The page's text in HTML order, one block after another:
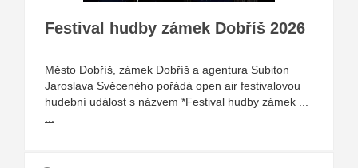
Festival hudby zámek Dobříš 2026
Město Dobříš, zámek Dobříš a agentura Subiton
Jaroslava Svěceného pořádá open air festivalovou
hudební událost s názvem *Festival hudby zámek ...